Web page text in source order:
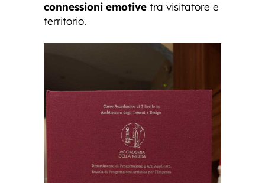
connessioni emotive tra visitatore e
territorio.